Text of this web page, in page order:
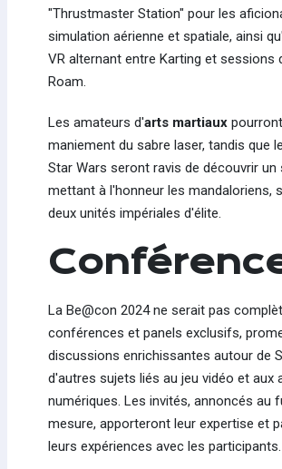
"Thrustmaster Station" pour les
simulation aérienne et spatiale, ainsi
VR alternant entre Karting et sessions
Roam.
Les amateurs d'arts martiaux
maniement du sabre laser, tandis que
Star Wars seront ravis de découvrir un
mettant à l'honneur les mandaloriens,
deux unités impériales d'élite.
La Be@con 2024 ne serait pas
conférences et panels exclusifs,
discussions enrichissantes autour de
d'autres sujets liés au jeu vidéo et aux
numériques. Les invités, annoncés au
mesure, apporteront leur expertise et
leurs expériences avec les participants.